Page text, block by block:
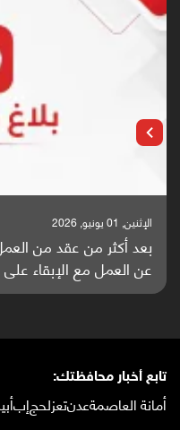
الإثنين, 25 مايو, 2026
باحثون من اليمن يدخلون
واعدة منشورة عالميا
تابع أخبار محافظتك:
أمانة العاصمةعدنتعزلحجإب